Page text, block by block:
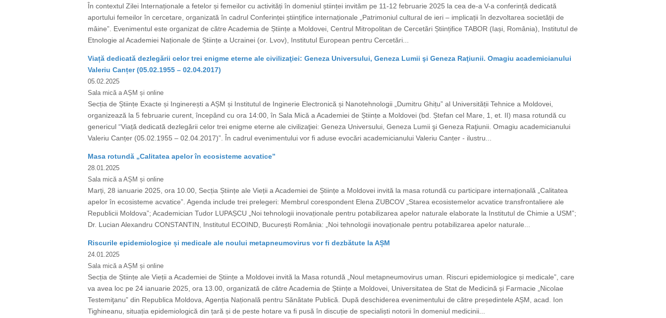
În contextul Zilei Internaționale a fetelor și femeilor cu activități în domeniul științei invităm pe 11-12 februarie 2025 la cea de-a V-a conferință dedicată
aportului femeilor în cercetare, organizată în cadrul Conferinței științifice internaționale „Patrimoniul cultural de ieri – implicații în dezvoltarea societății de
mâine”. Evenimentul este organizat de către Academia de Științe a Moldovei, Centrul Mitropolitan de Cercetări Științifice TABOR (Iași, România), Institutul de
Etnologie al Academiei Naționale de Științe a Ucrainei (or. Lvov), Institutul European pentru Cercetări...
Viață dedicată dezlegării celor trei enigme eterne ale civilizaţiei: Geneza Universului, Geneza Lumii şi Geneza Raţiunii. Omagiu academicianului
Valeriu Canțer (05.02.1955 – 02.04.2017)
05.02.2025
Sala mică a AȘM și online
Secția de Științe Exacte și Inginerești a AȘM și Institutul de Inginerie Electronică și Nanotehnologii „Dumitru Ghițu” al Universității Tehnice a Moldovei,
organizează la 5 februarie curent, începând cu ora 14:00, în Sala Mică a Academiei de Științe a Moldovei (bd. Ștefan cel Mare, 1, et. II) masa rotundă cu
genericul “Viață dedicată dezlegării celor trei enigme eterne ale civilizaţiei: Geneza Universului, Geneza Lumii şi Geneza Raţiunii. Omagiu academicianului
Valeriu Canțer (05.02.1955 – 02.04.2017)”. În cadrul evenimentului vor fi aduse evocări academicianului Valeriu Canțer - ilustru...
Masa rotundă „Calitatea apelor în ecosisteme acvatice”
28.01.2025
Sala mică a AȘM și online
Marți, 28 ianuarie 2025, ora 10.00, Secția Științe ale Vieții a Academiei de Științe a Moldovei invită la masa rotundă cu participare internațională „Calitatea
apelor în ecosisteme acvatice”. Agenda include trei prelegeri: Membrul corespondent Elena ZUBCOV „Starea ecosistemelor acvatice transfrontaliere ale
Republicii Moldova”; Academician Tudor LUPAȘCU „Noi tehnologii inovaționale pentru potabilizarea apelor naturale elaborate la Institutul de Chimie a USM”;
Dr. Lucian Alexandru CONSTANTIN, Institutul ECOIND, București România: „Noi tehnologii inovaționale pentru potabilizarea apelor naturale...
Riscurile epidemiologice și medicale ale noului metapneumovirus vor fi dezbătute la AȘM
24.01.2025
Sala mică a AȘM și online
Secția de Științe ale Vieții a Academiei de Științe a Moldovei invită la Masa rotundă „Noul metapneumovirus uman. Riscuri epidemiologice și medicale”, care
va avea loc pe 24 ianuarie 2025, ora 13.00, organizată de către Academia de Științe a Moldovei, Universitatea de Stat de Medicină și Farmacie „Nicolae
Testemiţanu” din Republica Moldova, Agenția Națională pentru Sănătate Publică. După deschiderea evenimentului de către președintele AȘM, acad. Ion
Tighineanu, situația epidemiologică din țară și de peste hotare va fi pusă în discuție de specialiști notorii în domeniul medicinii...